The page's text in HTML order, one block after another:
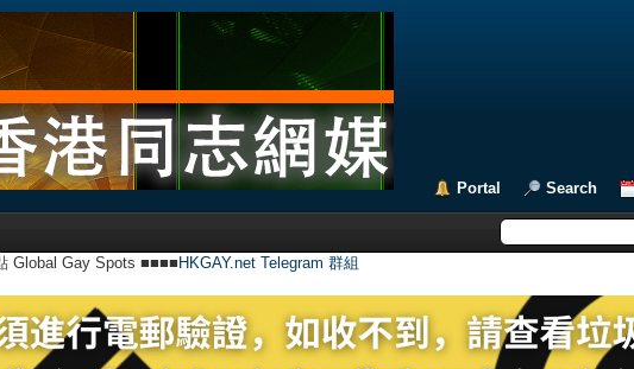
Portal Search
Global Gay Spots ■■■■ HKGAY.net Telegram 群組